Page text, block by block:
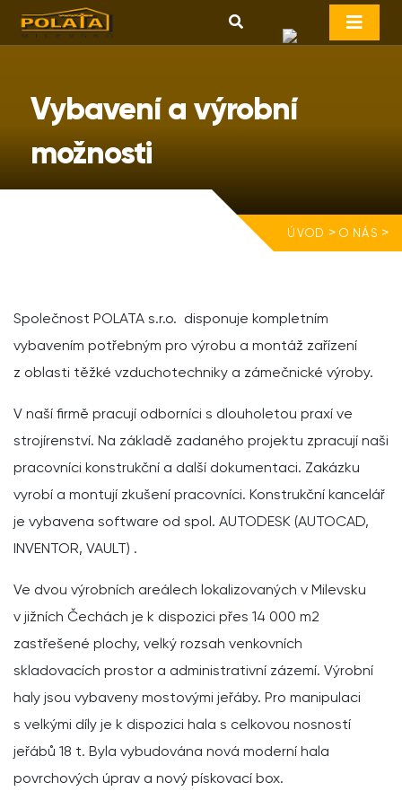
Vybavení a výrobní
možnosti
ÚVOD > O NÁS >
Společnost POLATA s.r.o. disponuje kompletním
vybavením potřebným pro výrobu a montáž zařízení
z oblasti těžké vzduchotechniky a zámečnické výroby.
V naší firmě pracují odborníci s dlouholetou praxí ve
strojírenství. Na základě zadaného projektu zpracují naši
pracovníci konstrukční a další dokumentaci. Zakázku
vyrobí a montují zkušení pracovníci. Konstrukční kancelář
je vybavena software od spol. AUTODESK (AUTOCAD,
INVENTOR, VAULT) .
Ve dvou výrobních areálech lokalizovaných v Milevsku
v jižních Čechách je k dispozici přes 14 000 m2
zastřešené plochy, velký rozsah venkovních
skladovacích prostor a administrativní zázemí. Výrobní
haly jsou vybaveny mostovými jeřáby. Pro manipulaci
s velkými díly je k dispozici hala s celkovou nosností
jeřábů 18 t. Byla vybudována nová moderní hala
povrchových úprav a nový pískovací box.